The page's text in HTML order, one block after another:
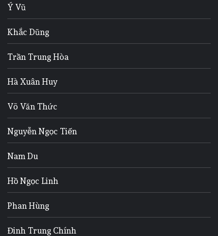
Ý Vũ
Khắc Dũng
Trần Trung Hòa
Hà Xuân Huy
Võ Văn Thức
Nguyễn Ngọc Tiến
Nam Du
Hồ Ngọc Linh
Phan Hùng
Đinh Trung Chính